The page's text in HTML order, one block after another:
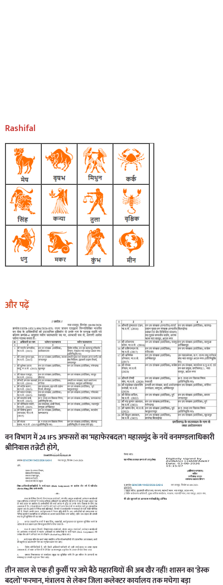
Rashifal
और पढ़ें
वन विभाग में 24 IFS अफसरों का ‘महाफेरबदल’! महासमुंद के नयें वनमण्डलाधिकारी
श्रीनिवास तन्नेटी होगे,
तीन साल से एक ही कुर्सी पर जमे बैठे महारथियों की अब खैर नहीं! शासन का ‘डेस्क
बदलो’ फरमान, मंत्रालय से लेकर जिला कलेक्टर कार्यालय तक मचेगा बड़ा